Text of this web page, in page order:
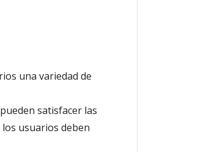
una variedad de
satisfacer las
usuarios deben